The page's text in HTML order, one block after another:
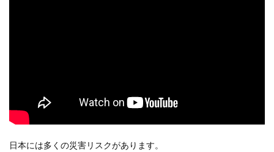
日本には多くの災害リスクがあります。